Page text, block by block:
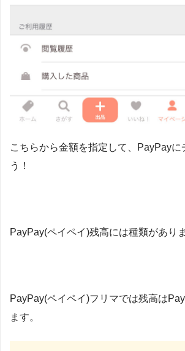
こちらから金額を指定して、PayPayに
う！
PayPay(ペイペイ)残高には種類がありま
PayPay(ペイペイ)フリマでは残高は
ます。